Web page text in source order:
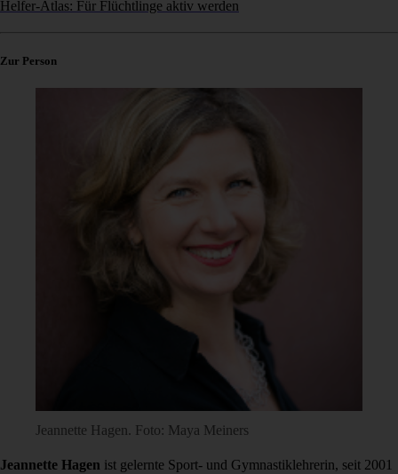
Helfer-Atlas: Für Flüchtlinge aktiv werden
Zur Person
Jeannette Hagen. Foto: Maya Meiners
Jeannette Hagen ist gelernte Sport- und Gymnastiklehrerin, seit 2001